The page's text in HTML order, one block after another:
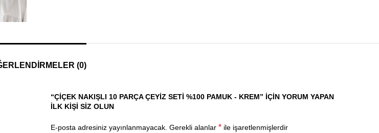
(0)
“ÇIÇEK NAKIŞLI 10 PARÇA ÇEYIZ SETI %100 PAMUK - KREM” IÇIN YORUM YAPAN
ILK KIŞI SIZ OLUN
E-posta adresiniz yayınlanmayacak. Gerekli alanlar * ile işaretlenmişlerdir